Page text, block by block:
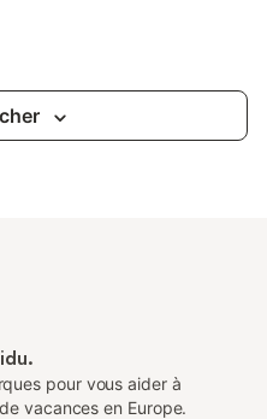
pour vous aider à
vacances en Europe.